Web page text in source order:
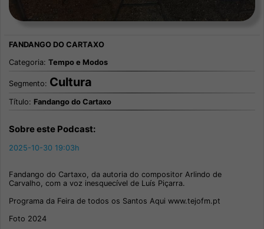
Categoria: Tempo e Modos
Segmento: Cultura
Título: Fandango do Cartaxo
Sobre este Podcast:
2025-10-30 19:03h
Fandango do Cartaxo, da autoria do compositor Arlindo de
Carvalho, com a voz inesquecível de Luís Piçarra.
Programa da Feira de todos os Santos Aqui www.tejofm.pt
Foto 2024